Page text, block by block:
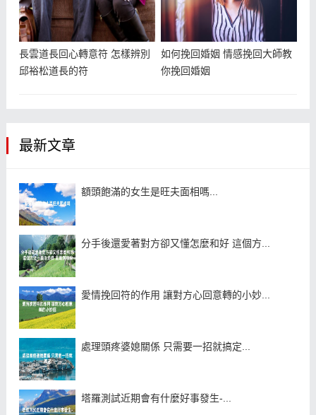
長雲道長回心轉意符 怎樣辨別
邱裕松道長的符
如何挽回婚姻 情感挽回大師教
你挽回婚姻
最新文章
額頭飽滿的女生是旺夫面相嗎...
分手後還愛著對方卻又懂怎麼和好 這個方...
愛情挽回符的作用 讓對方心回意轉的小妙...
處理頭疼婆媳關係 只需要一招就搞定...
塔羅測試近期會有什麼好事發生-...